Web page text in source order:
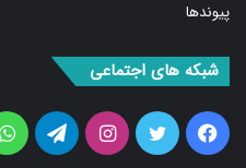
فیس
بوک
توییتراینستاگرامتلگرام